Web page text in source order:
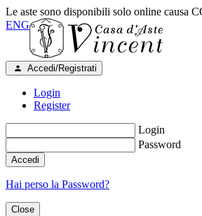
Le aste sono disponibili solo online causa
ENG
Accedi/Registrati
Login
Register
Login
Password
Accedi
Hai perso la Password?
Close